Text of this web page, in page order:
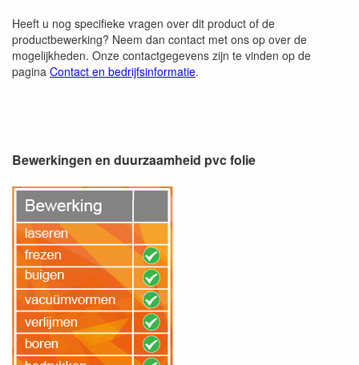
Heeft u nog specifieke vragen over dit product of de
productbewerking? Neem dan contact met ons op over de
mogelijkheden. Onze contactgegevens zijn te vinden op de
pagina Contact en bedrijfsinformatie.
Bewerkingen en duurzaamheid pvc folie